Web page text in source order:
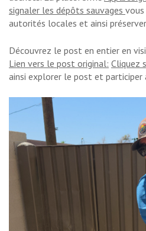
signaler les dépôts sauvages
autorités locales et ainsi préserver
Découvrez le post en entier en
Lien vers le post original: Cliquez
ainsi explorer le post et participer